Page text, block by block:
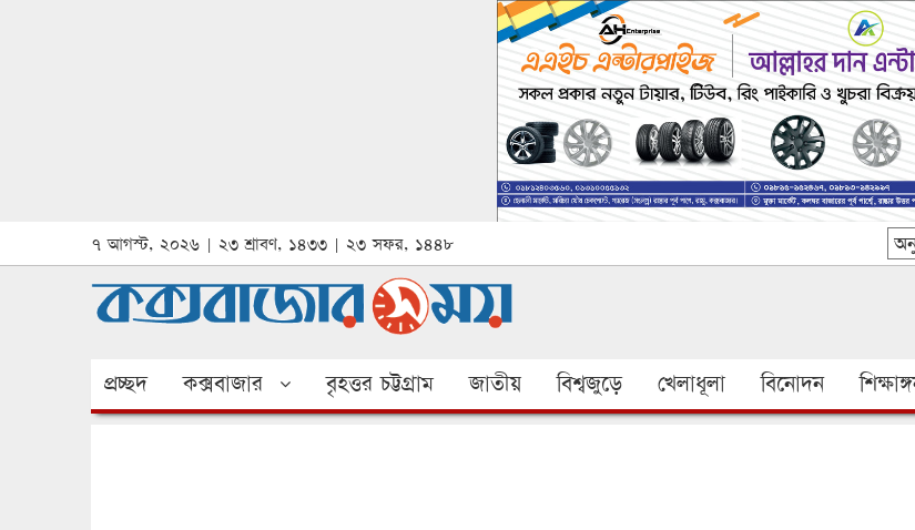
৭ আগস্ট, ২০২৬ | ২৩ শ্রাবণ, ১৪৩৩ | ২৩ সফর, ১৪৪৮
প্রচ্ছদ কক্সবাজার বৃহত্তর চট্টগ্রাম জাতীয় বিশ্বজুড়ে খেলাধূলা বিনোদন